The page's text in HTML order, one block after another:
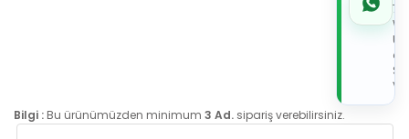
de
Bilgi : Bu ürünümüzden minimum 3 Ad. sipariş verebilirsiniz.